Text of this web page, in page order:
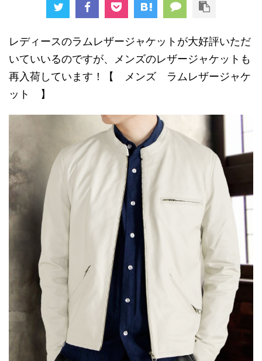
レディースのラムレザージャケットが大好評いただ
いていいるのですが、メンズのレザージャケットも
再入荷しています！【 メンズ ラムレザージャケ
ット 】